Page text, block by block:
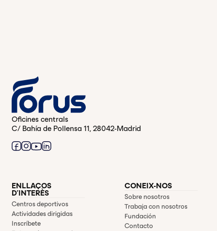
Oficines centrals
C/ Bahía de Pollensa 11, 28042-Madrid
ENLLAÇOS
D'INTERÈS
Centros deportivos
Actividades dirigidas
Inscríbete
CONEIX-NOS
Sobre nosotros
Trabaja con nosotros
Fundación
Contacto